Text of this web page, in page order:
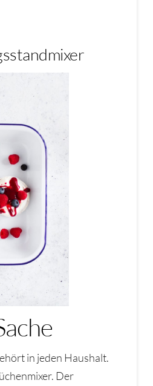
in jeden Haushalt.
Der